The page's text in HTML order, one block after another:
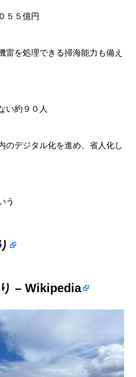
５５億円
雷を処理できる掃海能力も備え
い約９０人
のデジタル化を進め、省人化し
う
– Wikipedia